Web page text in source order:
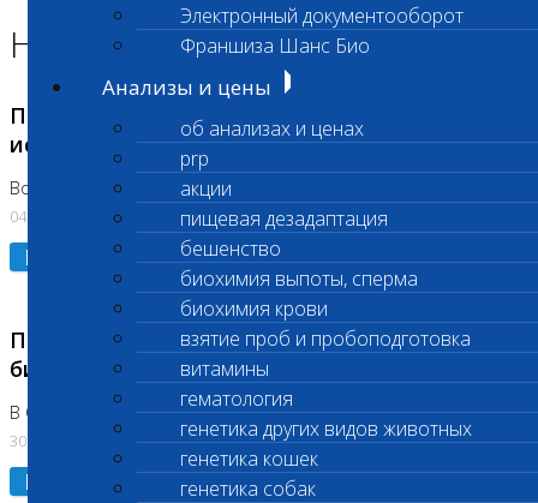
Электронный документооборот
Франшиза Шанс Био
Анализы и цены
об анализах и ценах
prp
акции
пищевая дезадаптация
бешенство
биохимия выпоты, сперма
биохимия крови
взятие проб и пробоподготовка
витамины
гематология
генетика других видов животных
генетика кошек
генетика собак
Новости лаборатории
Приостановка срочных биохимических
исследований
Во Владыкино
04.08.2026
Подробнее
Приостановлено выполнение срочных
биохимических исследований
В Сколково. Код (123,309,310)
30.07.2026
Подробнее